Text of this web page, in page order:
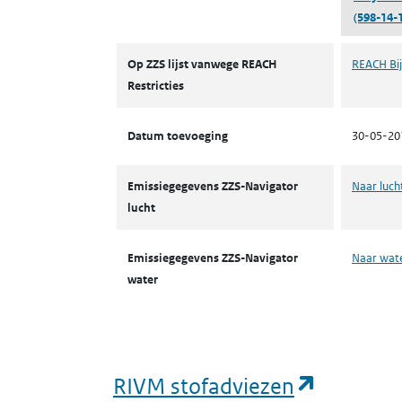
(598-14-
Op ZZS lijst vanwege REACH
Restricties
REACH
Datum toevoeging 30-05-
Emissiegegevens ZZS-Navigator
lucht
Naar
Emissiegegevens ZZS-Navigator
water
Naar
RIVM stofadviezen